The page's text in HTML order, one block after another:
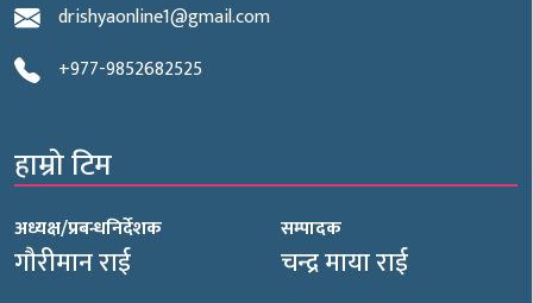
drishyaonline1@gmail.com
+977-9852682525
हाम्रो टिम
अध्यक्ष/प्रबन्धनिर्देशक
गौरीमान राई
सम्पादक
चन्द्र माया राई